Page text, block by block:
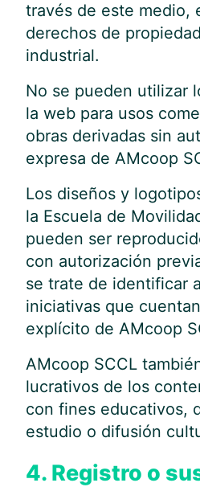
través de este medio,
derechos de
industrial.
No se pueden utilizar
la web para usos
obras derivadas sin
expresa de AMcoop
Los diseños y
la Escuela de
pueden ser
con autorización
se trate de identificar
iniciativas que
explícito de AMcoop
AMcoop SCCL
lucrativos de los
con fines educativos,
estudio o difusión
4. Registro o